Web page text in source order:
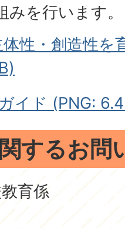
を行います。
性・創造性を
イド (PNG:
するお問
育係